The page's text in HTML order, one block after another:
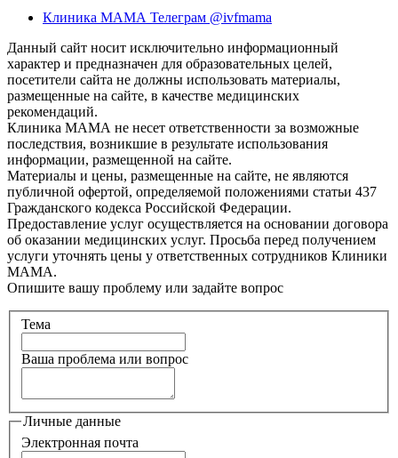
Клиника МАМА Телеграм @ivfmama
Данный сайт носит исключительно информационный
характер и предназначен для образовательных целей,
посетители сайта не должны использовать материалы,
размещенные на сайте, в качестве медицинских
рекомендаций.
Клиника МАМА не несет ответственности за возможные
последствия, возникшие в результате использования
информации, размещенной на сайте.
Материалы и цены, размещенные на сайте, не являются
публичной офертой, определяемой положениями статьи 437
Гражданского кодекса Российской Федерации.
Предоставление услуг осуществляется на основании договора
об оказании медицинских услуг. Просьба перед получением
услуги уточнять цены у ответственных сотрудников Клиники
МАМА.
Опишите вашу проблему или задайте вопрос
Тема
Ваша проблема или вопрос
Личные данные
Электронная почта